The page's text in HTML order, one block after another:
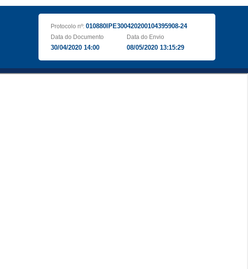
Protocolo nº: 010880IPE300420200104395908-24
Data do Documento
30/04/2020 14:00
Data do Envio
08/05/2020 13:15:29